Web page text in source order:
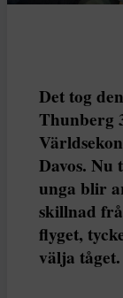
Det tog
Thunberg
Davos. Nu
unga blir
skillnad
flyget,
välja